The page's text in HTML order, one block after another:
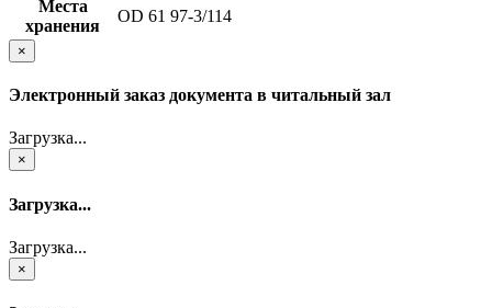
Места
хранения
OD 61 97-3/114
×
Электронный заказ документа в читальный зал
Загрузка...
×
Загрузка...
Загрузка...
×